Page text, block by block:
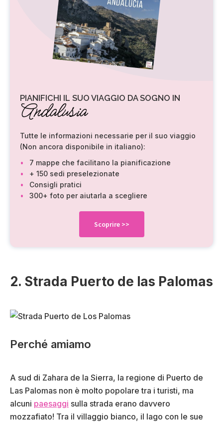
PIANIFICHI IL SUO VIAGGIO DA SOGNO IN
Andalusia
Tutte le informazioni necessarie per il suo viaggio
(Non ancora disponibile in italiano):
7 mappe che facilitano la pianificazione
+ 150 sedi preselezionate
Consigli pratici
300+ foto per aiutarla a scegliere
Scoprire >>
2. Strada Puerto de las Palomas
Perché amiamo
A sud di Zahara de la Sierra, la regione di Puerto de
Las Palomas non è molto popolare tra i turisti, ma
alcuni paesaggi sulla strada erano davvero
mozzafiato! Tra il villaggio bianco, il lago con le sue